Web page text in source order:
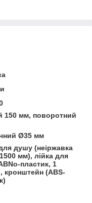
150 мм, поворотний
Ø35 мм
душу (неіржавка
мм), лійка для
пластик, 1
кронштейн (ABS-